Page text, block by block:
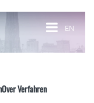
EN
Verfahren